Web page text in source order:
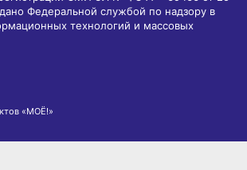
Федеральной службой по надзору в
технологий и массовых
«МОЁ!»